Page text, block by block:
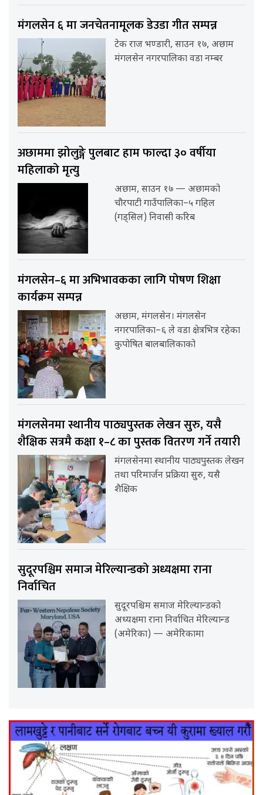
मंगलसेन ६ मा जनचेतनामूलक डेउडा गीत सम्पन्न
टेक राज भण्डारी, साउन १७, अछाम
मंगलसेन नगरपालिका वडा नम्बर
अछाममा झोलुङ्गे पुलबाट हाम फाल्दा ३० वर्षीया
महिलाको मृत्यु
अछाम, साउन १७ — अछामको
चौरपाटी गाउँपालिका–५ गहिल
(गड्सिल) निवासी करिब
मंगलसेन–६ मा अभिभावकका लागि पोषण शिक्षा
कार्यक्रम सम्पन्न
अछाम, मंगलसेन। मंगलसेन
नगरपालिका–६ ले वडा क्षेत्रभित्र रहेका
कुपोषित बालबालिकाको
मंगलसेनमा स्थानीय पाठ्यपुस्तक लेखन सुरु, यसै
शैक्षिक सत्रमै कक्षा १–८ का पुस्तक वितरण गर्ने तयारी
मंगलसेनमा स्थानीय पाठ्यपुस्तक लेखन
तथा परिमार्जन प्रक्रिया सुरु, यसै
शैक्षिक
सुदूरपश्चिम समाज मेरिल्यान्डको अध्यक्षमा राना
निर्वाचित
सुदूरपश्चिम समाज मेरिल्यान्डको
अध्यक्षमा राना निर्वाचित मेरिल्यान्ड
(अमेरिका) — अमेरिकामा